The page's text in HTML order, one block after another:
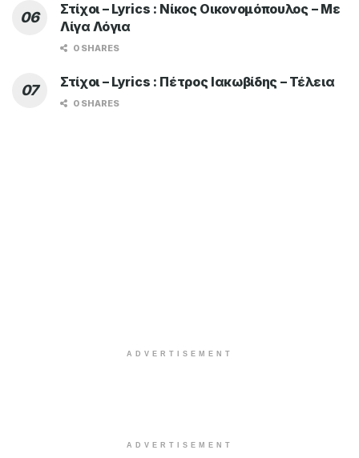
Στίχοι – Lyrics : Νίκος Οικονομόπουλος – Με
Λίγα Λόγια
0 SHARES
Στίχοι – Lyrics : Πέτρος Ιακωβίδης – Τέλεια
0 SHARES
ADVERTISEMENT
ADVERTISEMENT